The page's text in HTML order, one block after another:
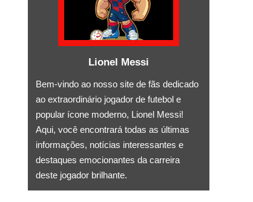
Lionel Messi
Bem-vindo ao nosso site de fãs dedicado
ao extraordinário jogador de futebol e
popular ícone moderno, Lionel Messi!
Aqui, você encontrará todas as últimas
informações, notícias interessantes e
destaques emocionantes da carreira
deste jogador brilhante.